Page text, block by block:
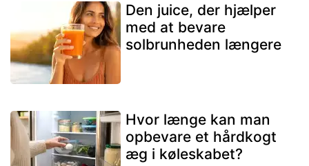
Den juice, der hjælper
med at bevare
solbrunheden længere
Hvor længe kan man
opbevare et hårdkogt
æg i køleskabet?